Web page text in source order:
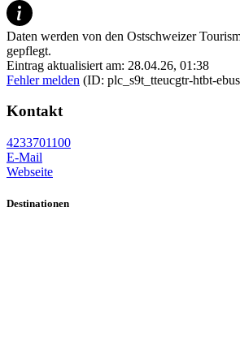
Daten werden von den Ostschweizer
gepflegt.
Eintrag aktualisiert am: 28.04.26, 01:38
Fehler melden (ID: plc_s9t_tteucgtr-htbt-
Kontakt
4233701100
E-Mail
Webseite
Destinationen